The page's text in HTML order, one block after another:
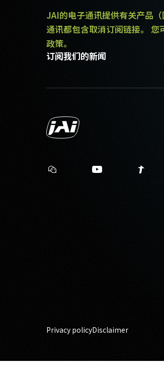
JAI的电子通讯提供有关产品
通讯都包含取消订阅链接。
政策。
订阅我们的新闻
Privacy policyDisclaimer